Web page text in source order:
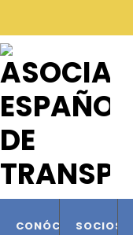
CONÓCENOSSOCIOS